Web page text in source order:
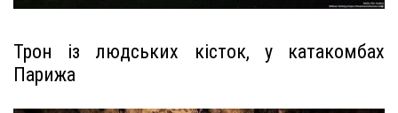
Трон із людських кісток, у катакомбах
Парижа